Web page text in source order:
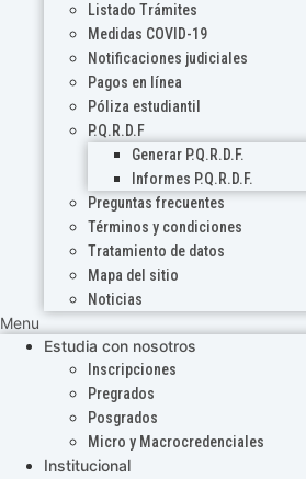
Listado Trámites
Medidas COVID-19
Notificaciones judiciales
Pagos en línea
Póliza estudiantil
P.Q.R.D.F
Generar P.Q.R.D.F.
Informes P.Q.R.D.F.
Preguntas frecuentes
Términos y condiciones
Tratamiento de datos
Mapa del sitio
Noticias
Menu
Estudia con nosotros
Inscripciones
Pregrados
Posgrados
Micro y Macrocredenciales
Institucional